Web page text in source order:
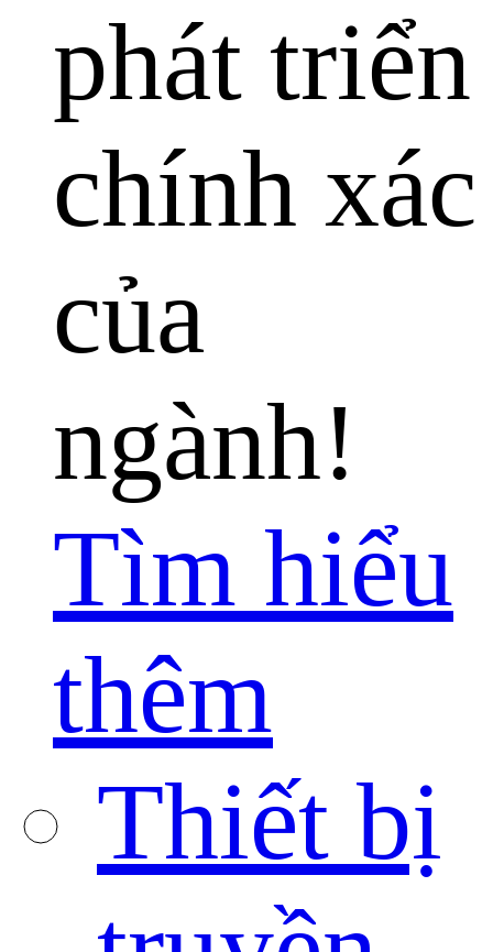
phát triển
chính xác
của
ngành!
Tìm hiểu
thêm
Thiết bị